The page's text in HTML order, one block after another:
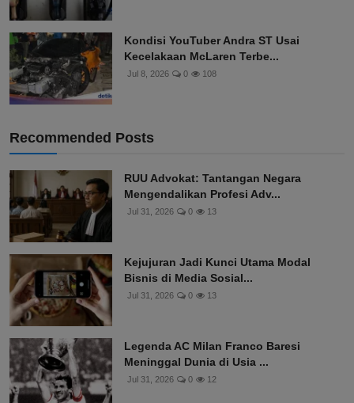
Kondisi YouTuber Andra ST Usai
Kecelakaan McLaren Terbe...
Jul 8, 2026 0 108
Recommended Posts
RUU Advokat: Tantangan Negara
Mengendalikan Profesi Adv...
Jul 31, 2026 0 13
Kejujuran Jadi Kunci Utama Modal
Bisnis di Media Sosial...
Jul 31, 2026 0 13
Legenda AC Milan Franco Baresi
Meninggal Dunia di Usia ...
Jul 31, 2026 0 12